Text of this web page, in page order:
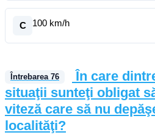
C 100 km/h
Întrebarea 76
În care
situaţii sunteţi obligat
viteză care să nu
localităţi?